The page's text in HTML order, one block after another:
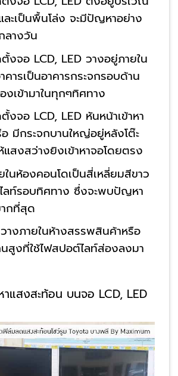
ะเป็นพื้นโล่ง จะมีปัญหาอย่าง
ลางวัน
งจอ LCD, LED วางอยู่ภายใน
คารเป็นอาคารกระจกรอบด้าน
งเข้ามาในทุกๆทิศทาง
จอ LCD, LED หันหน้าเข้าหา
มีกระจกบานใหญ่อยู่หลังโต๊ะ
แสงสว่างยิงเข้าหาจอโดยตรง
นห้องคอนโดเป็นสี่เหลี่ยมสีขาว
ลท์รอบทิศทาง ซึ่งจะพบปัญหา
กที่สุด
างภายในห้างสรรพสินค้าหรือ
สูงที่ใช้ไฟสปอต์ไลท์ส่องลงมา
แสงสะท้อน บนจอ LCD, LED